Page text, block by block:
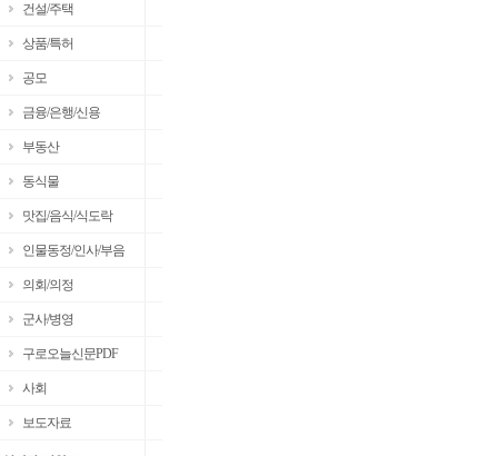
건설/주택
상품/특허
공모
금융/은행/신용
부동산
동식물
맛집/음식/식도락
인물동정/인사/부음
의회/의정
군사/병영
구로오늘신문PDF
사회
보도자료